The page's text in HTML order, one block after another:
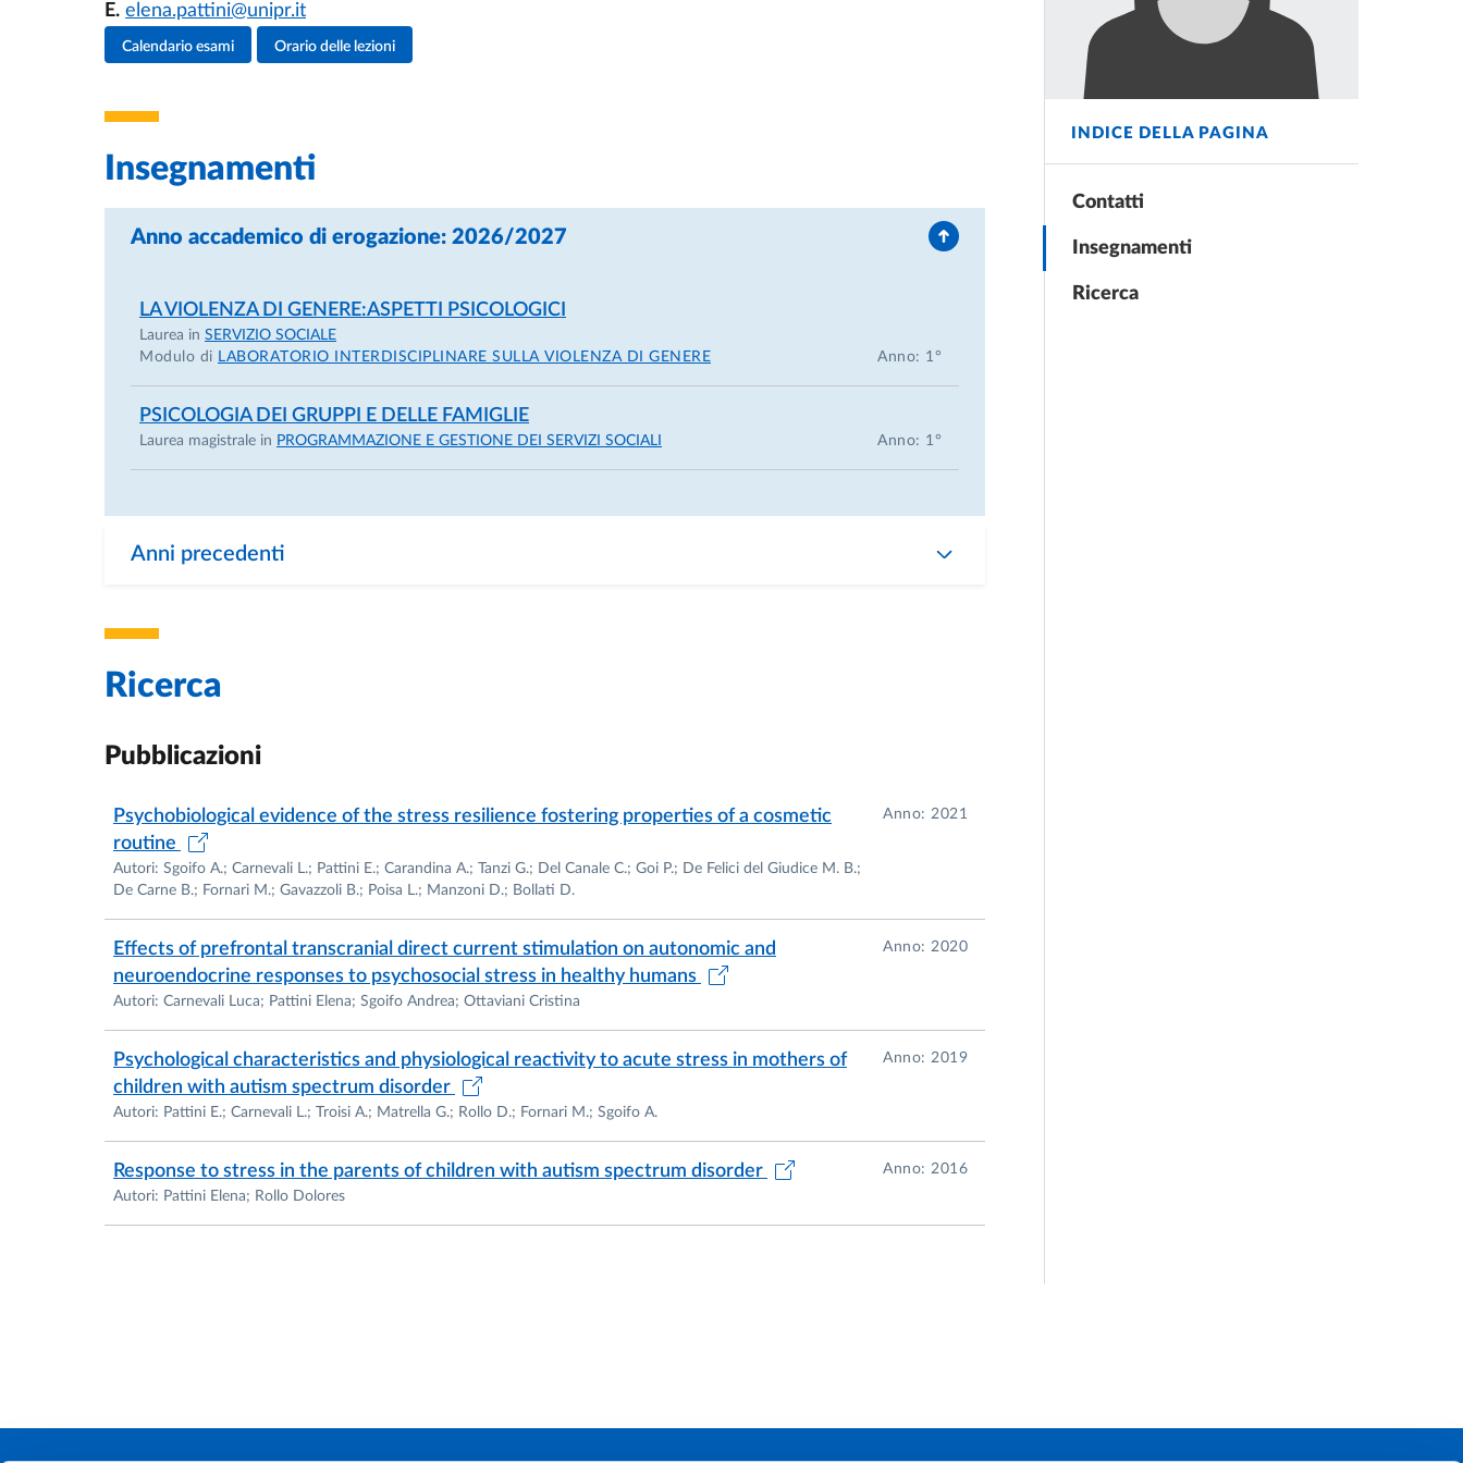
INDICE DELLA PAGINA
Contatti
Insegnamenti
Ricerca
E. elena.pattini@unipr.it
Attività del docente
Calendario esami Orario delle lezioni
Insegnamenti
Anno accademico di erogazione: 2026/2027
LA VIOLENZA DI GENERE:ASPETTI PSICOLOGICI
Laurea in SERVIZIO SOCIALE
Modulo di LABORATORIO INTERDISCIPLINARE SULLA VIOLENZA DI GENERE Anno: 1°
PSICOLOGIA DEI GRUPPI E DELLE FAMIGLIE
Laurea magistrale in PROGRAMMAZIONE E GESTIONE DEI SERVIZI SOCIALI Anno: 1°
Anni precedenti
Ricerca
Pubblicazioni
Psychobiological evidence of the stress resilience fostering properties of a cosmetic
routine
Autori: Sgoifo A.; Carnevali L.; Pattini E.; Carandina A.; Tanzi G.; Del Canale C.; Goi P.; De Felici del Giudice M. B.;
De Carne B.; Fornari M.; Gavazzoli B.; Poisa L.; Manzoni D.; Bollati D.
Anno: 2021
Effects of prefrontal transcranial direct current stimulation on autonomic and
neuroendocrine responses to psychosocial stress in healthy humans
Autori: Carnevali Luca; Pattini Elena; Sgoifo Andrea; Ottaviani Cristina
Anno: 2020
Psychological characteristics and physiological reactivity to acute stress in mothers of
children with autism spectrum disorder
Autori: Pattini E.; Carnevali L.; Troisi A.; Matrella G.; Rollo D.; Fornari M.; Sgoifo A.
Anno: 2019
Response to stress in the parents of children with autism spectrum disorder
Autori: Pattini Elena; Rollo Dolores
Anno: 2016